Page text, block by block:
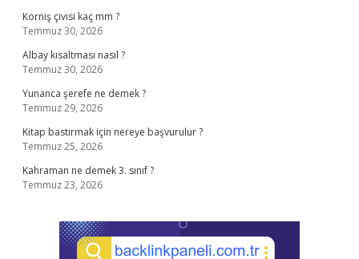
Korniş çivisi kaç mm ?
Temmuz 30, 2026
Albay kısaltması nasıl ?
Temmuz 30, 2026
Yunanca şerefe ne demek ?
Temmuz 29, 2026
Kitap bastırmak için nereye başvurulur ?
Temmuz 25, 2026
Kahraman ne demek 3. sınıf ?
Temmuz 23, 2026